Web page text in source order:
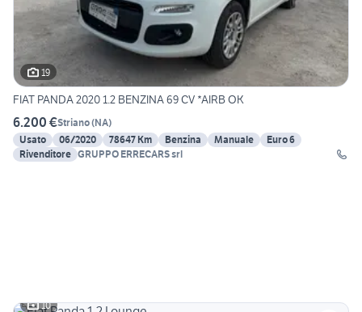
19
FIAT PANDA 2020 1.2 BENZINA 69 CV *AIRB OK
6.200 €Striano(NA)
Usato
06/2020 78647 Km Benzina Manuale
Euro 6
Rivenditore GRUPPO ERRECARS srl
10